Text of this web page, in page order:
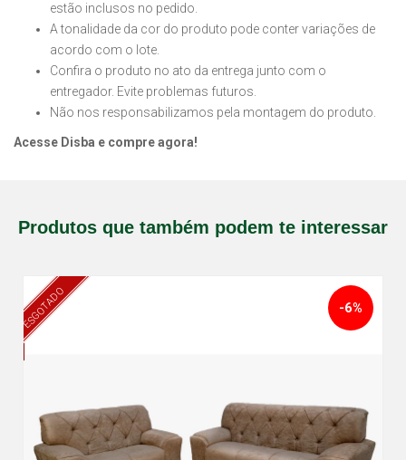
estão inclusos no pedido.
A tonalidade da cor do produto pode conter variações de
acordo com o lote.
Confira o produto no ato da entrega junto com o
entregador. Evite problemas futuros.
Não nos responsabilizamos pela montagem do produto.
Acesse Disba e compre agora!
Produtos que também podem te interessar
ESGOTADO -6%